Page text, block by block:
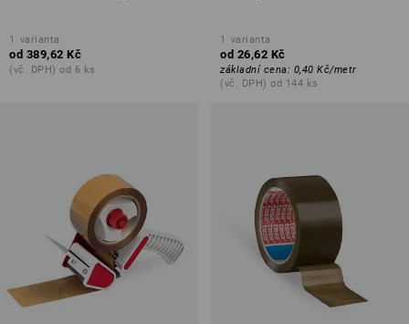
1 varianta
od 389,62 Kč
(vč. DPH) od 6 ks
1 varianta
od 26,62 Kč
základní cena: 0,40 Kč/metr
(vč. DPH) od 144 ks